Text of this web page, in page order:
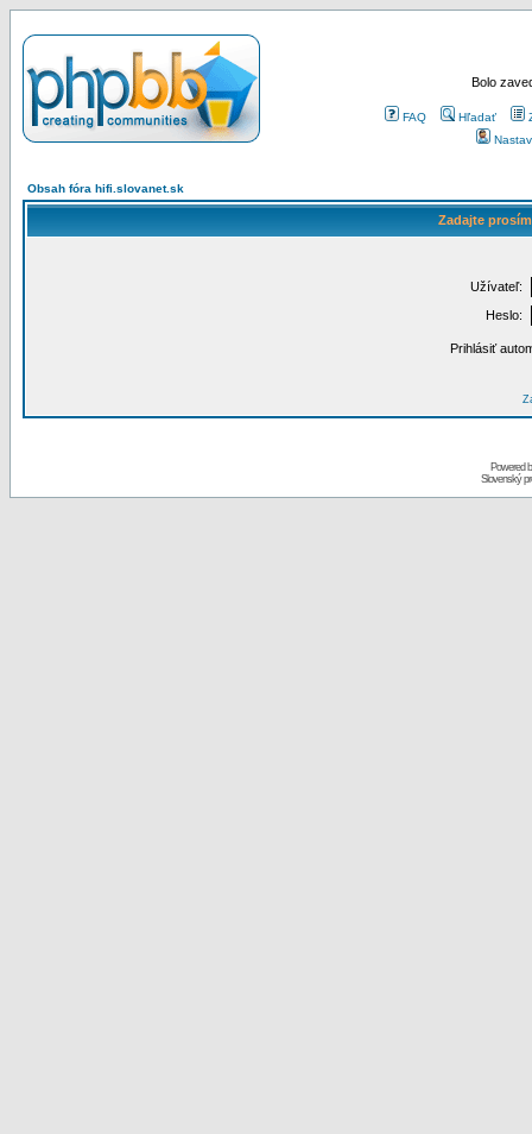
Bolo
FAQ Hľadať
Obsah fóra hifi.slovanet.sk
Zadajte
Užívateľ:
Heslo:
Prihlásiť
Powered
Slovenský